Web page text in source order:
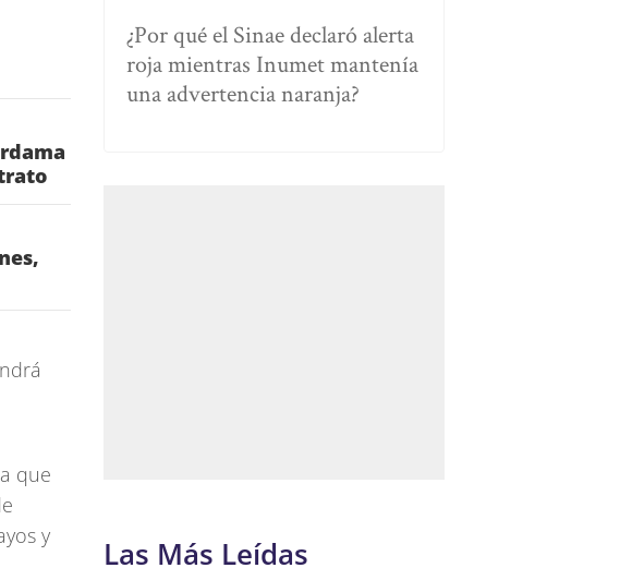
que
y
¿Por qué el Sinae declaró alerta
roja mientras Inumet mantenía
una advertencia naranja?
Las Más Leídas